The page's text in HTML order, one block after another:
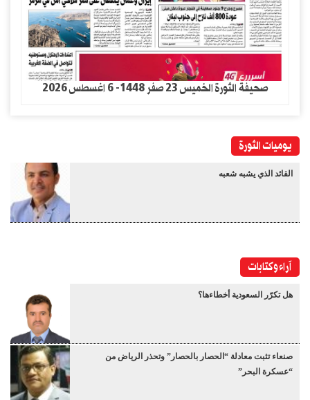
صحيفة الثورة الخميس 23 صفر 1448- 6 اغسطس 2026
يوميات الثورة
القائد الذي يشبه شعبه
آراء وكتابات
هل تكرّر السعودية أخطاءها؟
صنعاء تثبت معادلة “الحصار بالحصار” وتحذر الرياض من
“عسكرة البحر”